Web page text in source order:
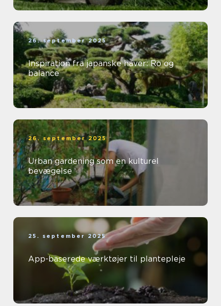
26. september 2025
Inspiration fra japanske haver: Ro og
balance
26. september 2025
Urban gardening som en kulturel
bevægelse
25. september 2025
App-baserede værktøjer til plantepleje